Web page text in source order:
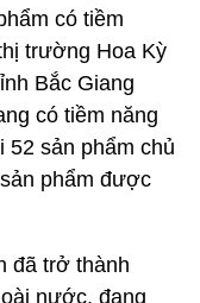
có tiềm
trường Hoa Kỳ
Bắc Giang
có tiềm năng
52 sản phẩm chủ
phẩm được
đã trở thành
nước, đang